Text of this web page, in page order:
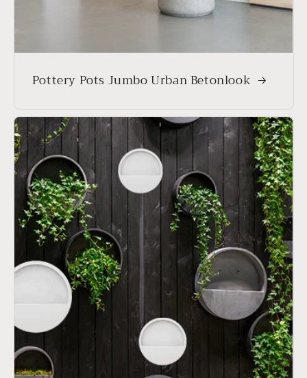
Pottery Pots Jumbo Urban Betonlook